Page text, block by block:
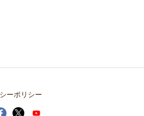
ーポリシー